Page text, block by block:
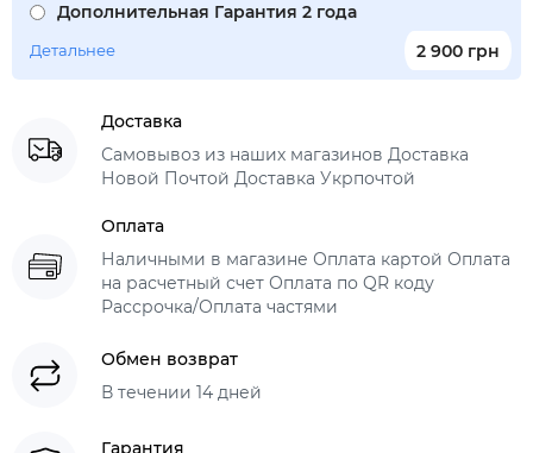
Дополнительная Гарантия 2 года
2 900 грн
Детальнее
Доставка
Самовывоз из наших магазинов Доставка
Новой Почтой Доставка Укрпочтой
Оплата
Наличными в магазине Оплата картой Оплата
на расчетный счет Оплата по QR коду
Рассрочка/Оплата частями
Обмен возврат
В течении 14 дней
Гарантия